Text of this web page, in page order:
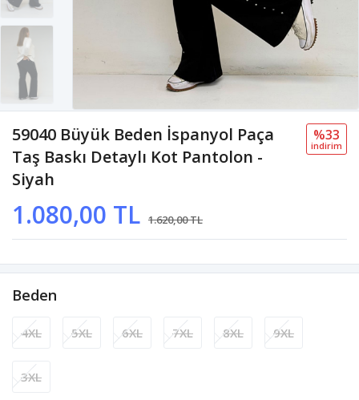
59040 Büyük Beden İspanyol Paça
Taş Baskı Detaylı Kot Pantolon -
Siyah
1.080,00 TL 1.620,00 TL
%33
i̇ndi̇ri̇m
Beden
4XL 5XL 6XL 7XL 8XL 9XL
3XL